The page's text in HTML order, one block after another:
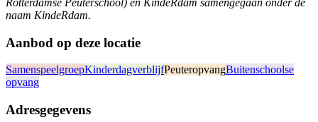
Rotterdamse Peuterschool) en KindeRdam samengegaan onder de
naam KindeRdam.
Aanbod op deze locatie
SamenspeelgroepKinderdagverblijfPeuteropvangBuitenschoolse
opvang
Adresgegevens